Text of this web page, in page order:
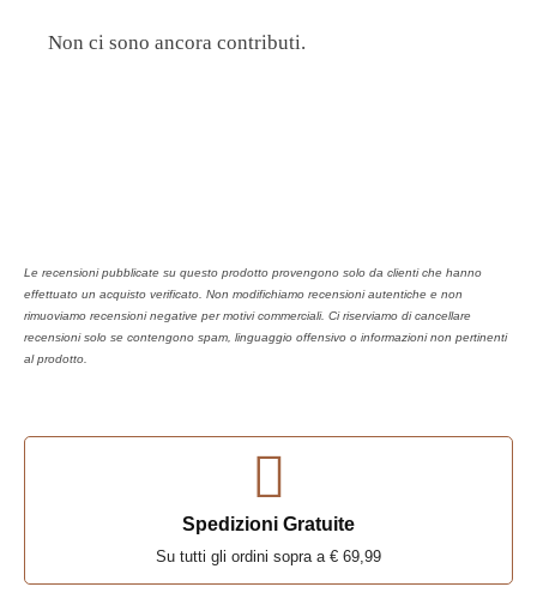
Non ci sono ancora contributi.
Le recensioni pubblicate su questo prodotto provengono solo da clienti che hanno
effettuato un acquisto verificato. Non modifichiamo recensioni autentiche e non
rimuoviamo recensioni negative per motivi commerciali. Ci riserviamo di cancellare
recensioni solo se contengono spam, linguaggio offensivo o informazioni non pertinenti
al prodotto.
Spedizioni Gratuite
Su tutti gli ordini sopra a € 69,99